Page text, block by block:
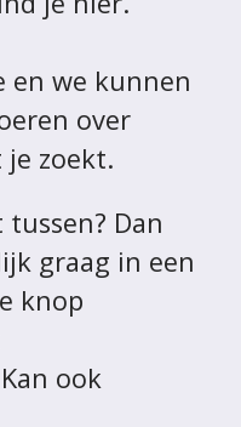
en we kunnen
over
zoekt.
Dan
graag in een
knop
ook